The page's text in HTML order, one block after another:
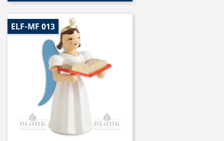
ELF-MF 013